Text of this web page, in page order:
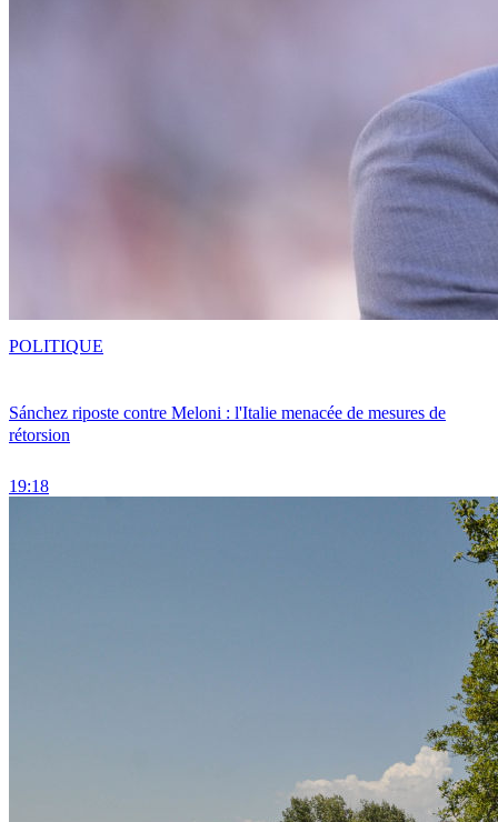
Sánchez riposte contre Meloni : l'Italie menacée de mesures de
rétorsion
19:18
POLITIQUE